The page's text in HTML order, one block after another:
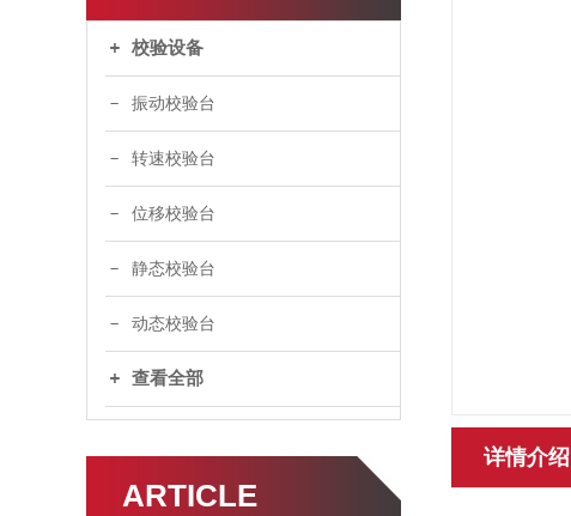
校验设备
振动校验台
转速校验台
位移校验台
静态校验台
动态校验台
查看全部
ARTICLE
详情介绍